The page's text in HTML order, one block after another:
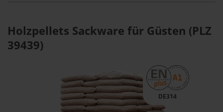
Holzpellets Sackware für Güsten (PLZ
39439)
DE314